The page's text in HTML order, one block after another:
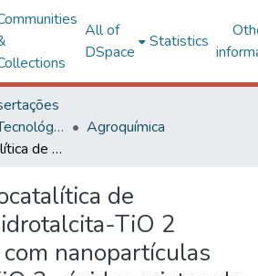
All of
DSpace
Statistics
Ciências Exatas e Tecnológicas
Agroquímica
Atividade fotocatalítica de compósitos hidrotalcita-TiO 2 impregnados com nanopartículas metálicas e TiO 2 -óxidos mistos de MgZnAl
de
TiO 2
nanopartículas